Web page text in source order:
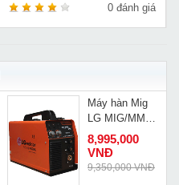
0 đánh giá
Máy hàn Mig
LG MIG/MMA
210
8,995,000
VNĐ
9,350,000 VNĐ